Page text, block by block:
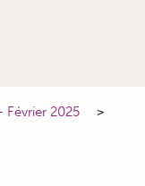
Février 2025